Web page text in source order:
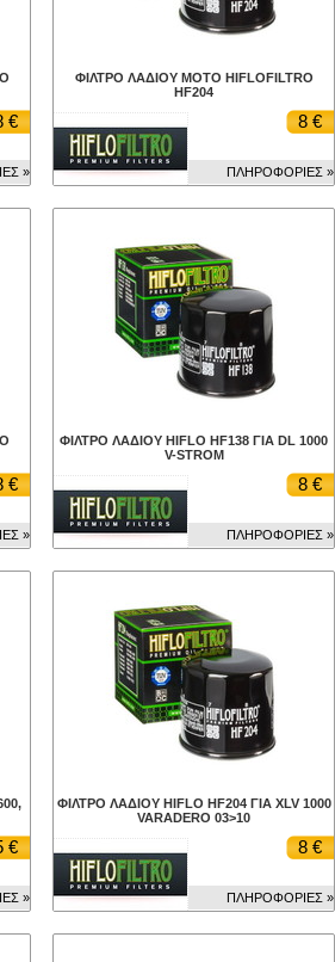
€
»
ΦΙΛΤΡΟ ΛΑΔΙΟΥ ΜΟΤΟ HIFLOFILTRO
HF204
8 €
ΠΛΗΡΟΦΟΡΙΕΣ »
€
»
ΦΙΛΤΡΟ ΛΑΔΙΟΥ HIFLO HF138 ΓΙΑ DL 1000
V-STROM
8 €
ΠΛΗΡΟΦΟΡΙΕΣ »
€
»
ΦΙΛΤΡΟ ΛΑΔΙΟΥ HIFLO HF204 ΓΙΑ XLV 1000
VARADERO 03>10
8 €
ΠΛΗΡΟΦΟΡΙΕΣ »